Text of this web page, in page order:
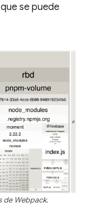
se puede
de Webpack.